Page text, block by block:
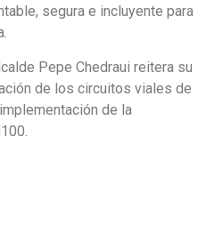
segura e incluyente para
Pepe Chedraui reitera su
de los circuitos viales de
de la